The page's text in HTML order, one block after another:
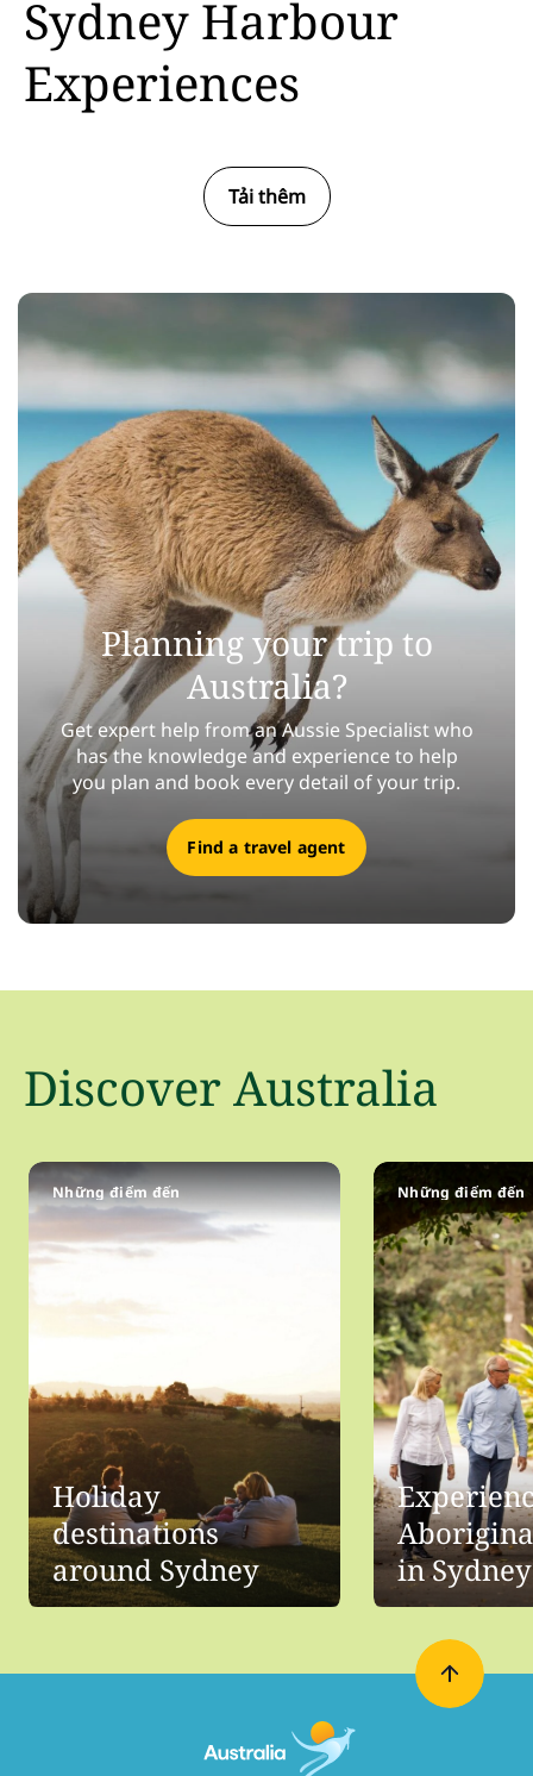
Sydney Harbour
Experiences
Tải thêm
Planning your trip to
Australia?
Get expert help from an Aussie Specialist who
has the knowledge and experience to help
you plan and book every detail of your trip.
Find a travel agent
Discover Australia
Những điểm đến
Holiday
destinations
around Sydney
Những điểm đến
in Sydney